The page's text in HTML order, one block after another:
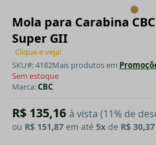
Mola para Carabina
Super GII
Clique e veja!
SKU#: 4182Mais produtos em
Sem estoque
Marca:CBC
R$ 135,16 à vista (11% de
ou R$ 151,87 em até 5x de R$ 30,37